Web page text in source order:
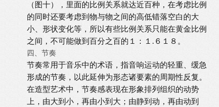
（图十），里面的比例关系就达近百种，在考虑比例
的同时还要考虑到物与物之间的高低错落空白的大
小、形状变化等，所以有些比例关系只能在黄金比例
之间，不可能做到百分之百的１：１.６１８。
四、节奏
节奏常用于音乐中的术语，指音响运动的轻重、缓急
形成的节奏，以此延伸为形态诸要素的周期性反复。
在造型艺术中，节奏感表现在形象排列组织的动势
上，由大到小，再由小到大；由静到动，再由动到